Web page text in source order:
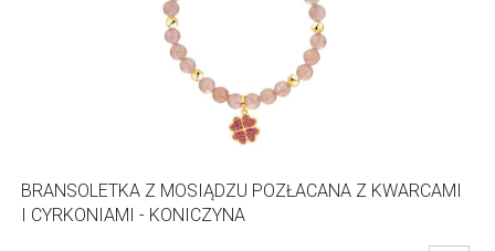
BRANSOLETKA Z MOSIĄDZU POZŁACANA Z KWARCAMI
I CYRKONIAMI - KONICZYNA